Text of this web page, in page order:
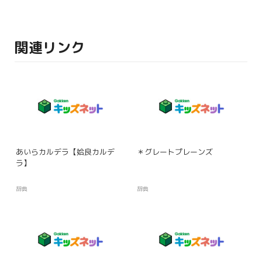
関連リンク
あいらカルデラ【姶良カルデ
ラ】
辞典
＊グレートプレーンズ
辞典